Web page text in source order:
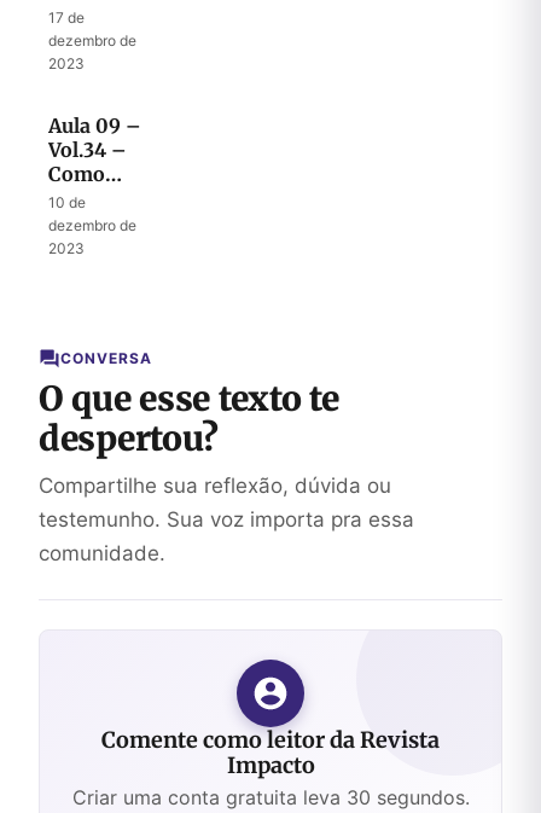
segundo
banquete
– a hora
17 de
dezembro de
2023
Aula 09 –
Vol.34 –
Como
Deus
virou o
jogo
10 de
dezembro de
2023
CONVERSA
O que esse texto te
despertou?
Compartilhe sua reflexão, dúvida ou
testemunho. Sua voz importa pra essa
comunidade.
Comente como leitor da Revista
Impacto
Criar uma conta gratuita leva 30 segundos.